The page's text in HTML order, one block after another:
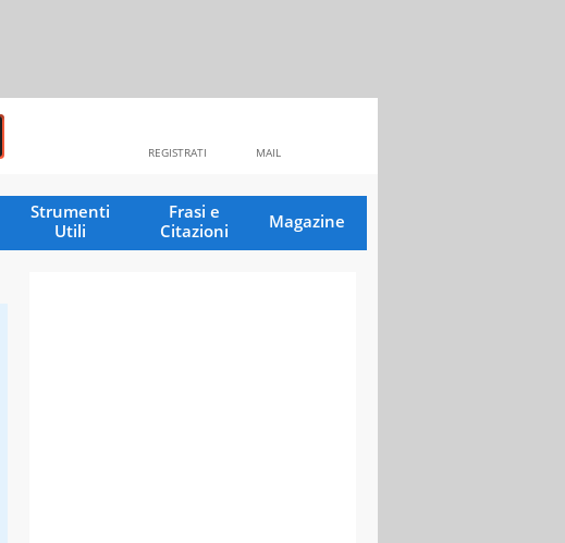
MAIL
REGISTRATI
Strumenti
Utili
Frasi e
Citazioni
Magazine